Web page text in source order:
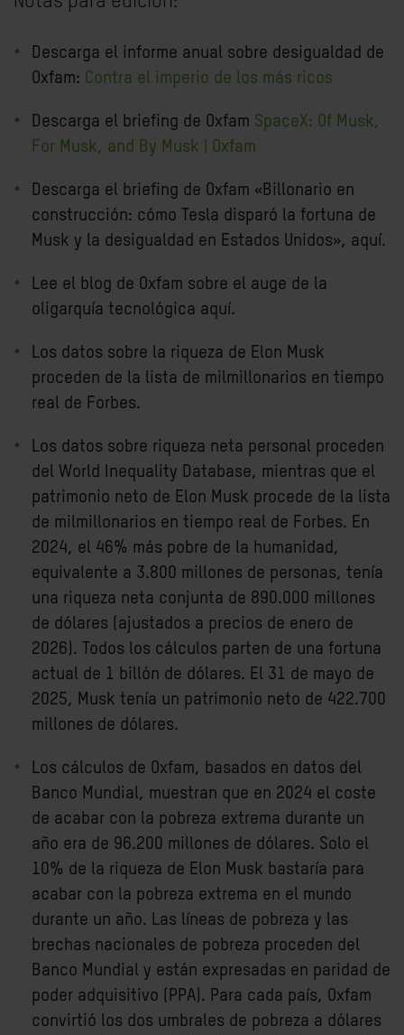
Descarga el informe anual sobre desigualdad de
Oxfam: Contra el imperio de los más ricos
Descarga el briefing de Oxfam SpaceX: Of Musk,
For Musk, and By Musk | Oxfam
Descarga el briefing de Oxfam «Billonario en
construcción: cómo Tesla disparó la fortuna de
Musk y la desigualdad en Estados Unidos», aquí.
Lee el blog de Oxfam sobre el auge de la
oligarquía tecnológica aquí.
Los datos sobre la riqueza de Elon Musk
proceden de la lista de milmillonarios en tiempo
real de Forbes.
Los datos sobre riqueza neta personal proceden
del World Inequality Database, mientras que el
patrimonio neto de Elon Musk procede de la lista
de milmillonarios en tiempo real de Forbes. En
2024, el 46% más pobre de la humanidad,
equivalente a 3.800 millones de personas, tenía
una riqueza neta conjunta de 890.000 millones
de dólares (ajustados a precios de enero de
2026). Todos los cálculos parten de una fortuna
actual de 1 billón de dólares. El 31 de mayo de
2025, Musk tenía un patrimonio neto de 422.700
millones de dólares.
Los cálculos de Oxfam, basados en datos del
Banco Mundial, muestran que en 2024 el coste
de acabar con la pobreza extrema durante un
año era de 96.200 millones de dólares. Solo el
10% de la riqueza de Elon Musk bastaría para
acabar con la pobreza extrema en el mundo
durante un año. Las líneas de pobreza y las
brechas nacionales de pobreza proceden del
Banco Mundial y están expresadas en paridad de
poder adquisitivo (PPA). Para cada país, Oxfam
convirtió los dos umbrales de pobreza a dólares